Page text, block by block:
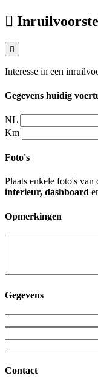
Interesse in een
Gegevens huidig
NL
Km
Foto's
Plaats enkele foto's van
interieur, dashboard
Opmerkingen
Gegevens
Contact